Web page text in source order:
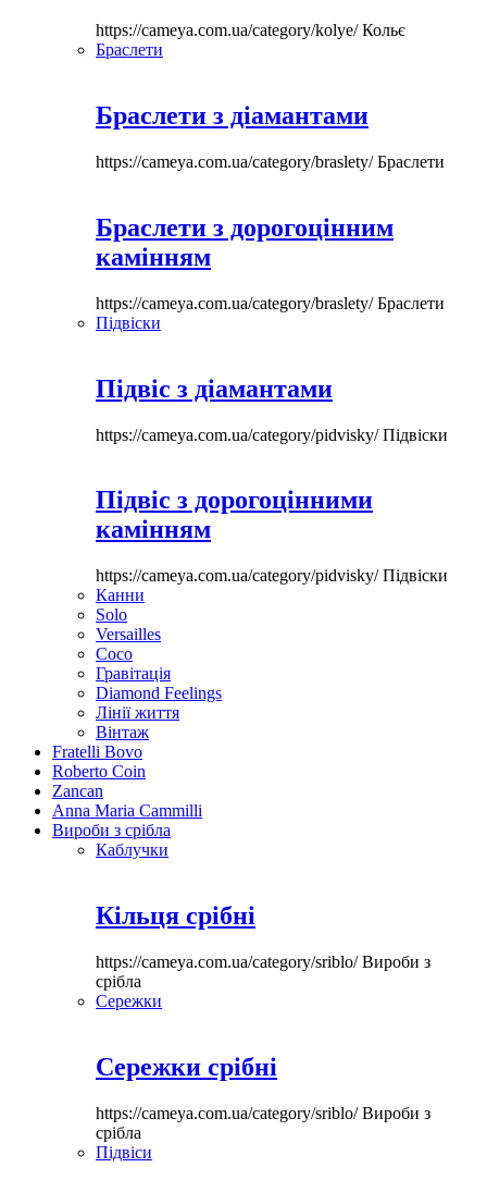
https://cameya.com.ua/category/kolye/Кольє
Браслети
Браслети з діамантами
https://cameya.com.ua/category/braslety/Браслети
Браслети з дорогоцінним
камінням
https://cameya.com.ua/category/braslety/Браслети
Підвіски
Підвіс з діамантами
https://cameya.com.ua/category/pidvisky/Підвіски
Підвіс з дорогоцінними
камінням
https://cameya.com.ua/category/pidvisky/Підвіски
Канни
Solo
Versailles
Coco
Гравітація
Diamond Feelings
Лінії життя
Вінтаж
Fratelli Bovo
Roberto Coin
Zancan
Anna Maria Cammilli
Вироби з срібла
Каблучки
Кільця срібні
https://cameya.com.ua/category/sriblo/Вироби з
срібла
Сережки
Сережки срібні
https://cameya.com.ua/category/sriblo/Вироби з
срібла
Підвіси